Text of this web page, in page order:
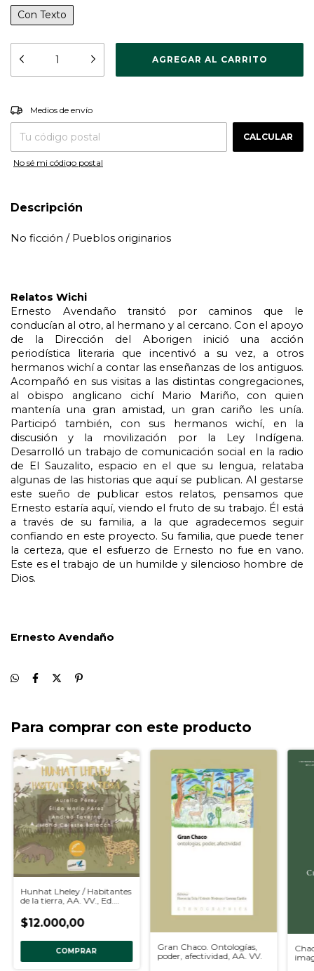
Con Texto
Entregas para el CP:
Medios de envío
CALCULAR
No sé mi código postal
Descripción
No ficción / Pueblos originarios
Relatos Wichi
Ernesto Avendaño transitó por caminos que le
conducían al otro, al hermano y al cercano. Con el apoyo
de la Dirección del Aborigen inició una acción
periodística literaria que incentivó a su vez, a otros
hermanos wichí a contar las enseñanzas de los antiguos.
Acompañó en sus visitas a las distintas congregaciones,
al obispo anglicano cichí Mario Mariño, con quien
mantenía una gran amistad, un gran cariño les unía.
Participó también, con sus hermanos wichí, en la
discusión y la movilización por la Ley Indígena.
Desarrolló un trabajo de comunicación social en la radio
de El Sauzalito, espacio en el que su lengua, relataba
algunas de las historias que aquí se publican. Al gestarse
este sueño de publicar estos relatos, pensamos que
Ernesto estaría aquí, viendo el fruto de su trabajo. Él está
a través de su familia, a la que agradecemos seguir
confiando en este proyecto. Su familia, que puede tener
la certeza, que el esfuerzo de Ernesto no fue en vano.
Este es el trabajo de un humilde y silencioso hombre de
Dios.
Ernesto Avendaño
Para comprar con este producto
Hunhat Lheley / Habitantes
de la tierra, AA. VV., Ed.
$12.000,00
COMPRAR
Gran Chaco. Ontologías,
poder, afectividad, AA. VV.